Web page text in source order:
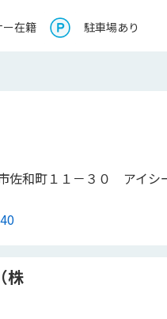
ー在籍 駐車場あり
佐和町１１－３０ アイシ
株